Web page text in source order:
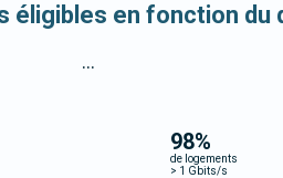
éligibles en fonction du
98%
de logements
> 1 Gbits/s
...